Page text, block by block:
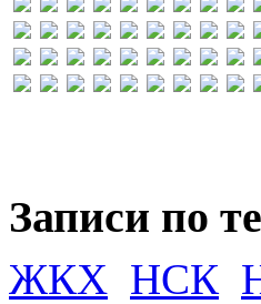
Записи по
ЖКХ НСК